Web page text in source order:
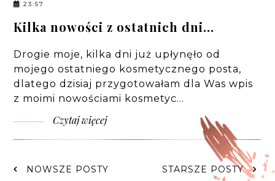
23:57
Kilka nowości z ostatnich dni...
Drogie moje, kilka dni już upłynęło od
mojego ostatniego kosmetycznego posta,
dlatego dzisiaj przygotowałam dla Was wpis
z moimi nowościami kosmetyc…
Czytaj więcej
NOWSZE POSTY STARSZE POSTY